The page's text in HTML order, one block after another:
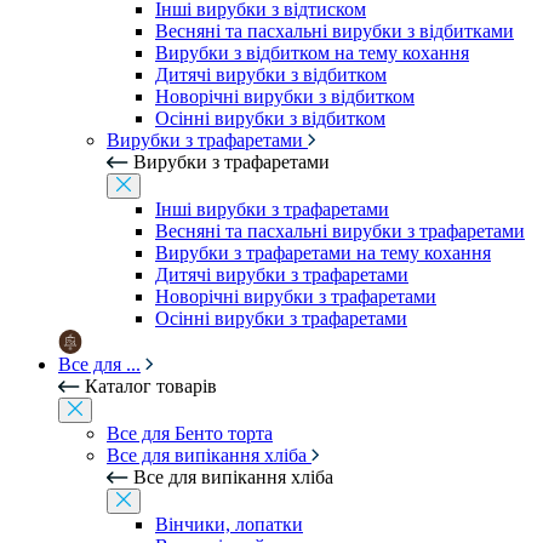
Інші вирубки з відтиском
Весняні та пасхальні вирубки з відбитками
Вирубки з відбитком на тему кохання
Дитячі вирубки з відбитком
Новорічні вирубки з відбитком
Осінні вирубки з відбитком
Вирубки з трафаретами
Вирубки з трафаретами
Інші вирубки з трафаретами
Весняні та пасхальні вирубки з трафаретами
Вирубки з трафаретами на тему кохання
Дитячі вирубки з трафаретами
Новорічні вирубки з трафаретами
Осінні вирубки з трафаретами
Все для ...
Каталог товарів
Все для Бенто торта
Все для випікання хліба
Все для випікання хліба
Вінчики, лопатки